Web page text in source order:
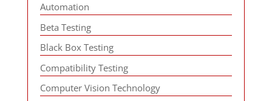
Automation
Beta Testing
Black Box Testing
Compatibility Testing
Computer Vision Technology